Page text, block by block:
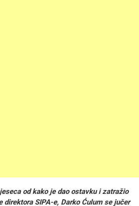
od kako je dao ostavku i zatražio
direktora SIPA-e, Darko Ćulum se jučer